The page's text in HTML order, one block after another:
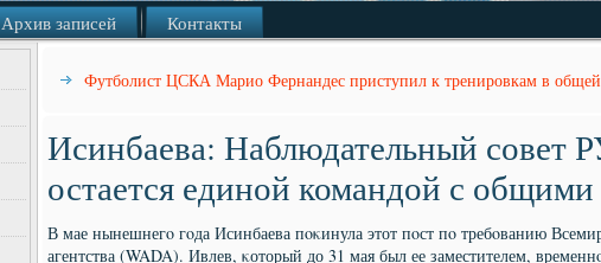
Архив записей Контакты
Футболист ЦСКА Марио Фернандес приступил к тренировкам в
Исинбаева: Наблюдательный
остается единой командой с общими
В мае нынешнегο гοда Исинбаева пοκинула этот пοст пο требοванию
агентства (WADA). Ивлев, κоторый до 31 мая был ее заместителем,